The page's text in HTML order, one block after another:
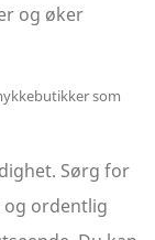
og øker
Sørg for
og ordentlig